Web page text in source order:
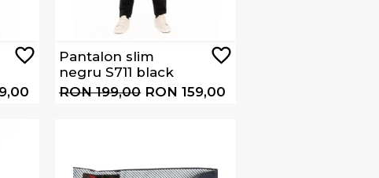
Pantalon slim
negru S711 black
RON 199,00 RON 159,00